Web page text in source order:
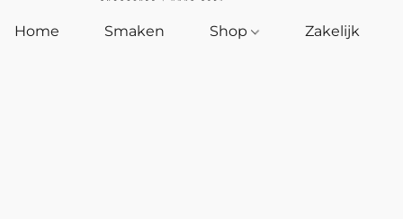
Home Smaken Shop Zakelijk